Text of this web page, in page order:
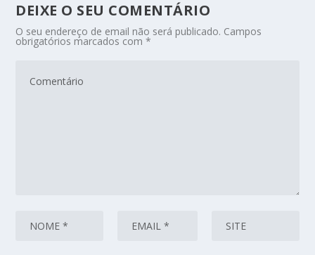
DEIXE O SEU COMENTÁRIO
O seu endereço de email não será publicado. Campos
obrigatórios marcados com*